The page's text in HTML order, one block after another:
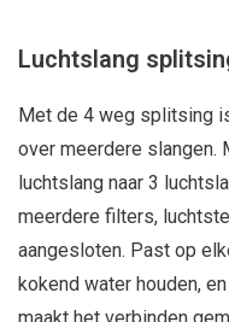
Luchtslang
Met de 4 weg splitsing
over meerdere slangen.
luchtslang naar 3
meerdere filters,
aangesloten. Past op
kokend water houden,